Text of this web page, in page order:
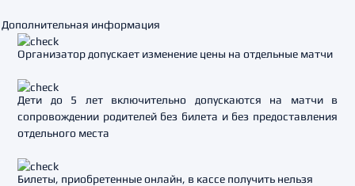
Дополнительная информация
Организатор допускает изменение цены на отдельные матчи
Дети до 5 лет включительно допускаются на матчи в
сопровождении родителей без билета и без предоставления
отдельного места
Билеты, приобретенные онлайн, в кассе получить нельзя